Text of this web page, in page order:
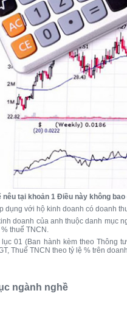
tại khoản 1 Điều này không
dụng với hộ kinh doanh có doanh
doanh của anh thuộc danh mục
thuế TNCN.
01 (Ban hành kèm theo Thông
Thuế TNCN theo tỷ lệ % trên
ngành nghề